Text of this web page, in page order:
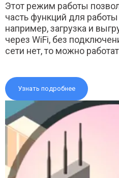
Этот режим работы
часть функций для работы
например, загрузка и
через WiFi, без
сети нет, то можно
Узнать подробнее